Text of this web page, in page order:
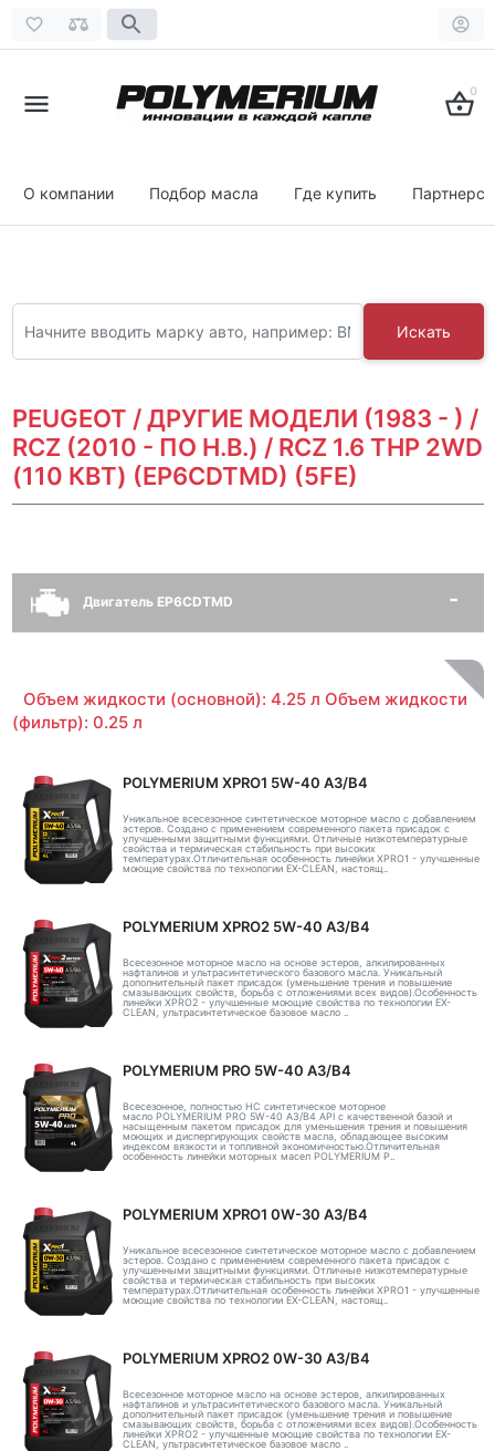
0
О компании Подбор масла Где купить
Искать
PEUGEOT / ДРУГИЕ МОДЕЛИ (1983 - ) /
RCZ (2010 - ПО Н.В.) / RCZ 1.6 THP 2WD
(110 КВТ) (EP6CDTMD) (5FE)
Двигатель EP6CDTMD
Объем жидкости (основной): 4.25 л Объем жидкости
(фильтр): 0.25 л
POLYMERIUM XPRO1 5W-40 A3/B4
Уникальное всесезонное синтетическое моторное масло с добавлением
эстеров. Создано с применением современного пакета присадок с
улучшенными защитными функциями. Отличные низкотемпературные
свойства и термическая стабильность при высоких
температурах.Отличительная особенность линейки XPRO1 - улучшенные
моющие свойства по технологии EX-CLEAN, настоящ..
POLYMERIUM XPRO2 5W-40 A3/B4
Всесезонное моторное масло на основе эстеров, алкилированных
нафталинов и ультрасинтетического базового масла. Уникальный
дополнительный пакет присадок (уменьшение трения и повышение
смазывающих свойств, борьба с отложениями всех видов).Особенность
линейки XPRO2 - улучшенные моющие свойства по технологии EX-
CLEAN, ультрасинтетическое базовое масло ..
POLYMERIUM PRO 5W-40 A3/B4
Всесезонное, полностью HC синтетическое моторное
масло POLYMERIUM PRO 5W-40 A3/B4 API с качественной базой и
насыщенным пакетом присадок для уменьшения трения и повышения
моющих и диспергирующих свойств масла, обладающее высоким
индексом вязкости и топливной экономичностью.Отличительная
особенность линейки моторных масел POLYMERIUM P..
POLYMERIUM XPRO1 0W-30 A3/B4
Уникальное всесезонное синтетическое моторное масло с добавлением
эстеров. Создано с применением современного пакета присадок с
улучшенными защитными функциями. Отличные низкотемпературные
свойства и термическая стабильность при высоких
температурах.Отличительная особенность линейки XPRO1 - улучшенные
моющие свойства по технологии EX-CLEAN, настоящ..
POLYMERIUM XPRO2 0W-30 A3/B4
Всесезонное моторное масло на основе эстеров, алкилированных
нафталинов и ультрасинтетического базового масла. Уникальный
дополнительный пакет присадок (уменьшение трения и повышение
смазывающих свойств, борьба с отложениями всех видов).Особенность
линейки XPRO2 - улучшенные моющие свойства по технологии EX-
CLEAN, ультрасинтетическое базовое масло ..